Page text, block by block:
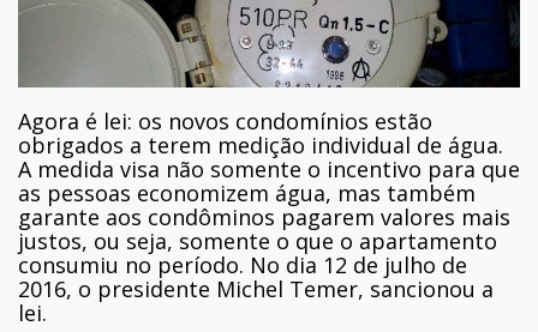
n
Agora é lei: os novos condomínios estão
obrigados a terem medição individual de água.
A medida visa não somente o incentivo para que
as pessoas economizem água, mas também
garante aos condôminos pagarem valores mais
justos, ou seja, somente o que o apartamento
consumiu no período. No dia 12 de julho de
2016, o presidente Michel Temer, sancionou a
lei.